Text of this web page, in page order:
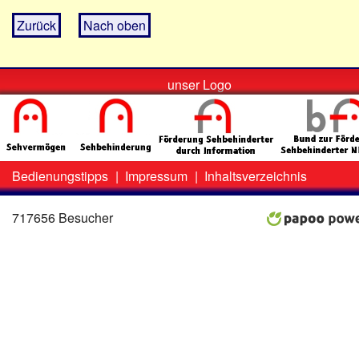
Zurück Nach oben
unser Logo
Zweit-
Menü
Bedienungstipps | Impressum | Inhaltsverzeichnis
717656 Besucher